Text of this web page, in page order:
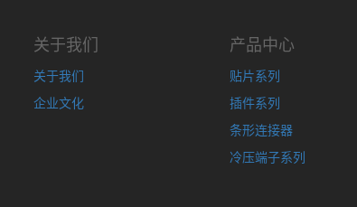
关于我们
关于我们
企业文化
产品中心
贴片系列
插件系列
条形连接器
冷压端子系列